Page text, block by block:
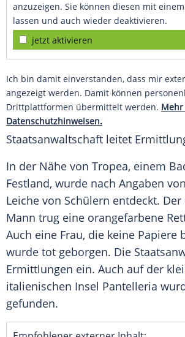
anzuzeigen. Sie können diesen mit
lassen und auch wieder deaktivieren.
jetzt aktivieren
Ich bin damit einverstanden, dass mir
angezeigt werden. Damit können
Drittplattformen übermittelt werden.
Datenschutzhinweisen.
Staatsanwaltschaft leitet
In der Nähe von Tropea, einem
Festland, wurde nach Angaben
Leiche von Schülern entdeckt.
Mann trug eine orangefarbene
Auch eine Frau, die keine Papiere
wurde tot geborgen. Die
Ermittlungen ein. Auch auf der
italienischen Insel Pantelleria
gefunden.